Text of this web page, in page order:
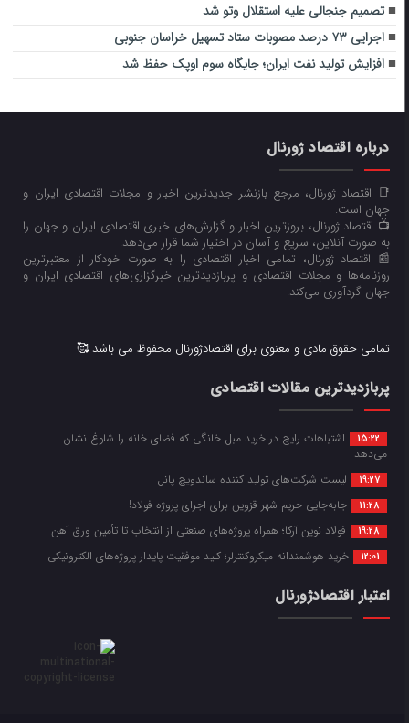
تصمیم جنجالی علیه استقلال وتو شد
اجرایی ۷۳ درصد مصوبات ستاد تسهیل خراسان جنوبی
افزایش تولید نفت ایران؛ جایگاه سوم اوپک حفظ شد
درباره اقتصاد ژورنال
📑 اقتصاد ژورنال، مرجع بازنشر جدیدترین اخبار و مجلات اقتصادی ایران و
جهان است.
📺 اقتصاد ژورنال، بروزترین اخبار و گزارش‌های خبری اقتصادی ایران و جهان را
به صورت آنلاین، سریع و آسان در اختیار شما قرار می‌‌دهد.
📰 اقتصاد ژورنال، تمامی اخبار اقتصادی را به صورت خودکار از معتبرترین
روزنامه‌ها و مجلات اقتصادی و پربازدیدترین خبرگزاری‌های اقتصادی ایران و
جهان گردآوری می‌کند.
تمامی حقوق مادی و معنوی برای اقتصادژورنال محفوظ می باشد 🥰
پربازدیدترین مقالات اقتصادی
15:22
اشتباهات رایج در خرید مبل خانگی که فضای خانه را شلوغ نشان
می‌دهد
19:27 لیست شرکت‌های تولید کننده ساندویچ پانل
11:28 جابه‌جایی حریم شهر قزوین برای اجرای پروژه فولاد!
19:28 فولاد نوین آرکا؛ همراه پروژه‌های صنعتی از انتخاب تا تأمین ورق آهن
12:01 خرید هوشمندانه میکروکنترلر؛ کلید موفقیت پایدار پروژه‌های الکترونیکی
اعتبار اقتصادژورنال